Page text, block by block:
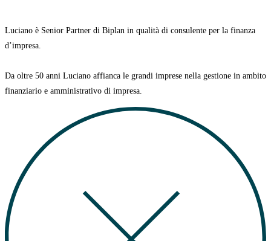
Luciano è Senior Partner di Biplan in qualità di consulente per la finanza
d’impresa.
Da oltre 50 anni Luciano affianca le grandi imprese nella gestione in ambito
finanziario e amministrativo di impresa.